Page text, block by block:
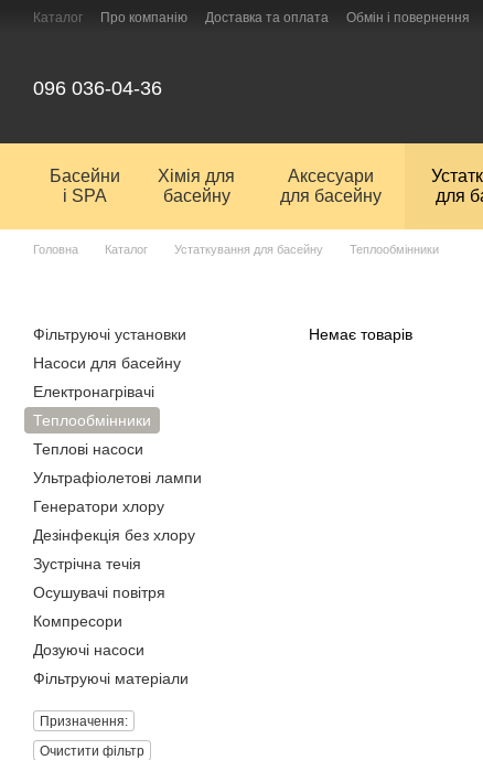
Перейти до основного контенту
Каталог Про компанію Доставка та оплата Обмін і повернення
096 036-04-36
Басейни
і SPA
Хімія для
басейну
Аксесуари
для басейну
для
Головна Каталог Устаткування для басейну Теплообмінники
Немає товарів
Фільтруючі установки
Насоси для басейну
Електронагрівачі
Теплообмінники
Теплові насоси
Ультрафіолетові лампи
Генератори хлору
Дезінфекція без хлору
Зустрічна течія
Осушувачі повітря
Компресори
Дозуючі насоси
Фільтруючі матеріали
Призначення:
Очистити фільтр